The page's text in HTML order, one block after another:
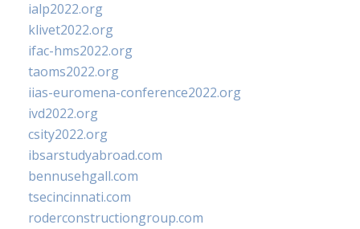
ialp2022.org
klivet2022.org
ifac-hms2022.org
taoms2022.org
iias-euromena-conference2022.org
ivd2022.org
csity2022.org
ibsarstudyabroad.com
bennusehgall.com
tsecincinnati.com
roderconstructiongroup.com